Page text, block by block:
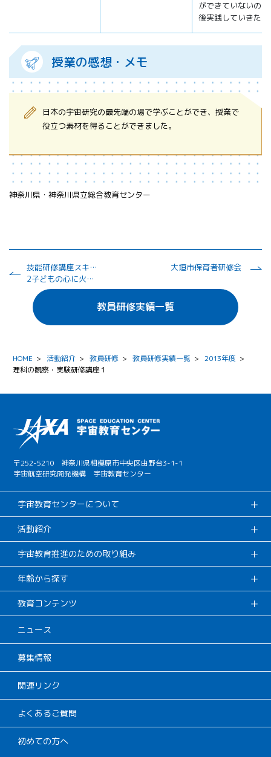
ができていないの
後実践していきたい
授業の感想・メモ
日本の宇宙研究の最先端の場で学ぶことができ、授業で
役立つ素材を得ることができました。
神奈川県・神奈川県立総合教育センター
技能研修講座スキルアップコース理科教員研修講座
2子どもの心に火をつけよう
大垣市保育者研修会
教員研修実績一覧
HOME > 活動紹介 > 教員研修 > 教員研修実績一覧 > 2013年度 >
理科の観察・実験研修講座１
〒252-5210 神奈川県相模原市中央区由野台3-1-1
宇宙航空研究開発機構 宇宙教育センター
宇宙教育センターについて
活動紹介
宇宙教育推進のための取り組み
年齢から探す
教育コンテンツ
ニュース
募集情報
関連リンク
よくあるご質問
初めての方へ